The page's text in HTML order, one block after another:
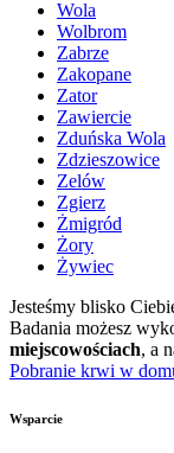
Wola
Wolbrom
Zabrze
Zakopane
Zator
Zawiercie
Zduńska Wola
Zdzieszowice
Zelów
Zgierz
Żmigród
Żory
Żywiec
Jesteśmy blisko
Badania możesz
miejscowościach, a
Pobranie krwi w
Wsparcie